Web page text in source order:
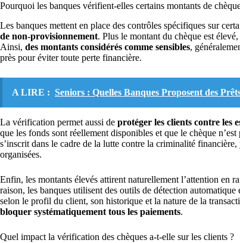
Pourquoi les banques vérifient-elles certains montants de
Les banques mettent en place des contrôles spécifiques sur
de non-provisionnement. Plus le montant du chèque est
Ainsi, des montants considérés comme sensibles,
près pour éviter toute perte financière.
A LIRE : Seniors : Quelles Banques Proposent des
La vérification permet aussi de protéger les clients contre les
que les fonds sont réellement disponibles et que le chèque
s’inscrit dans le cadre de la lutte contre la criminalité
organisées.
Enfin, les montants élevés attirent naturellement l’attention en
raison, les banques utilisent des outils de détection automatique
selon le profil du client, son historique et la nature de la
bloquer systématiquement tous les paiements.
Quel impact la vérification des chèques a-t-elle sur les clients ?